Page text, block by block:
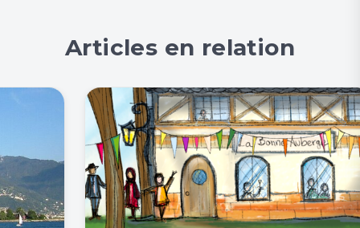
Articles en relation